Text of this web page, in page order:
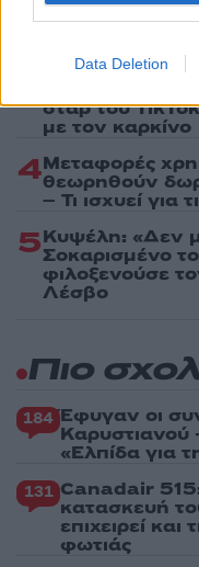
Data Deletion
απολογηθεί
100.000
3σταρ του
με τον καρκίνο
4Μεταφορές
θεωρηθούν
– Τι ισχυεί για
5Κυψέλη: «Δεν
Σοκαρισμένο
φιλοξενούσε
Λέσβο
Πιο
184 Έφυγαν οι
Καρυστιανού
«Ελπίδα για
131 Canadair
κατασκευή
επιχειρεί
φωτιάς